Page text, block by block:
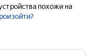
похожи на